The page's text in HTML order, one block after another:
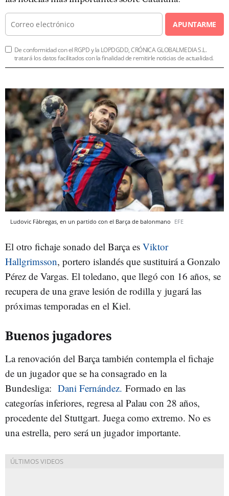
APUNTARME
De conformidad con el RGPD y la LOPDGDD, CRÓNICA GLOBALMEDIA S.L.
tratará los datos facilitados con la finalidad de remitirle noticias de actualidad.
Ludovic Fàbregas, en un partido con el Barça de balonmano EFE
El otro fichaje sonado del Barça es Viktor
Hallgrimsson, portero islandés que sustituirá a Gonzalo
Pérez de Vargas. El toledano, que llegó con 16 años, se
recupera de una grave lesión de rodilla y jugará las
próximas temporadas en el Kiel.
Buenos jugadores
La renovación del Barça también contempla el fichaje
de un jugador que se ha consagrado en la
Bundesliga: Dani Fernández. Formado en las
categorías inferiores, regresa al Palau con 28 años,
procedente del Stuttgart. Juega como extremo. No es
una estrella, pero será un jugador importante.